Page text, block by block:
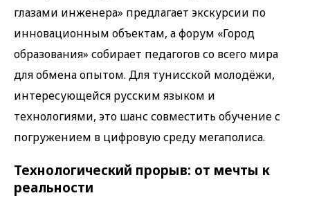
глазами инженера» предлагает экскурсии по
инновационным объектам, а форум «Город
образования» собирает педагогов со всего мира
для обмена опытом. Для тунисской молодёжи,
интересующейся русским языком и
технологиями, это шанс совместить обучение с
погружением в цифровую среду мегаполиса.
Технологический прорыв: от мечты к
реальности